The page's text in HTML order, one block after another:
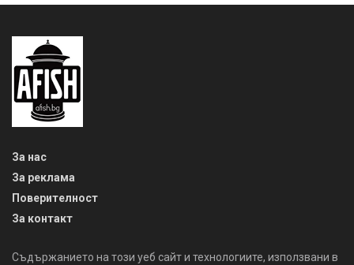
За нас
За реклама
Поверителност
За контакт
Съдържанието на този уеб сайт и технологиите, използвани в